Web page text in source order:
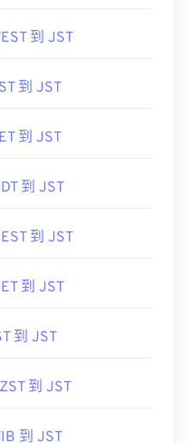
到 JST
到 JST
到 JST
到 JST
到 JST
到 JST
到 JST
到 JST
到 JST